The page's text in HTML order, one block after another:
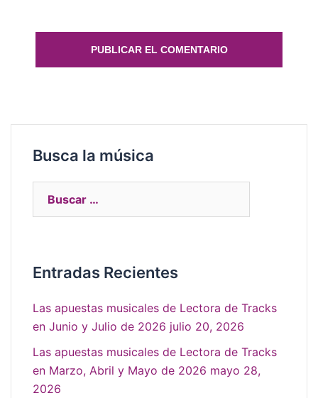
Busca la música
Entradas Recientes
Las apuestas musicales de Lectora de Tracks
en Junio y Julio de 2026 julio 20, 2026
Las apuestas musicales de Lectora de Tracks
en Marzo, Abril y Mayo de 2026 mayo 28,
2026